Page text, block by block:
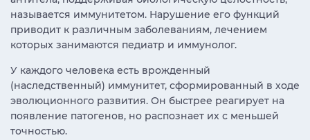
называется иммунитетом. Нарушение его функций
приводит к различным заболеваниям, лечением
которых занимаются педиатр и иммунолог.
У каждого человека есть врожденный
(наследственный) иммунитет, сформированный в ходе
эволюционного развития. Он быстрее реагирует на
появление патогенов, но распознает их с меньшей
точностью.